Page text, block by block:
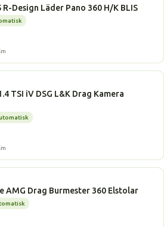
Design Läder Pano 360 H/K BLIS
TSI iV DSG L&K Drag Kamera
AMG Drag Burmester 360 Elstolar